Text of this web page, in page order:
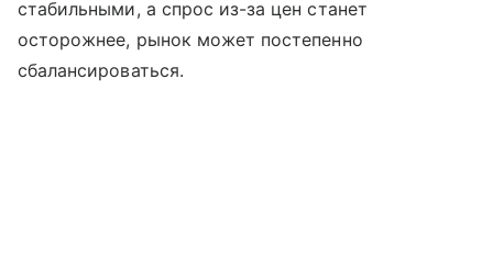
стабильными, а спрос из-за цен станет
осторожнее, рынок может постепенно
сбалансироваться.